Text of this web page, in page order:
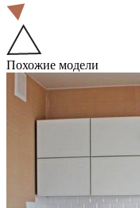
Похожие модели